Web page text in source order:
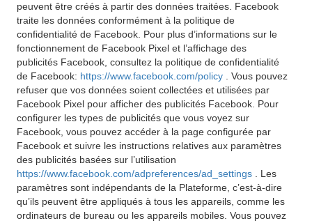
peuvent être créés à partir des données traitées. Facebook
traite les données conformément à la politique de
confidentialité de Facebook. Pour plus d’informations sur le
fonctionnement de Facebook Pixel et l’affichage des
publicités Facebook, consultez la politique de confidentialité
de Facebook: https://www.facebook.com/policy
. Vous pouvez
refuser que vos données soient collectées et utilisées par
Facebook Pixel pour afficher des publicités Facebook. Pour
configurer les types de publicités que vous voyez sur
Facebook, vous pouvez accéder à la page configurée par
Facebook et suivre les instructions relatives aux paramètres
des publicités basées sur l’utilisation
https://www.facebook.com/adpreferences/ad_settings
. Les
paramètres sont indépendants de la Plateforme, c’est-à-dire
qu’ils peuvent être appliqués à tous les appareils, comme les
ordinateurs de bureau ou les appareils mobiles. Vous pouvez